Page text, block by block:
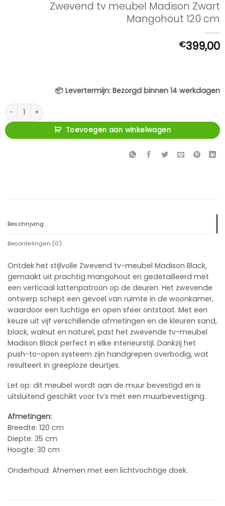
Zwevend tv meubel Madison Zwart
Mangohout 120 cm
€399,00
📦 Levertermijn: Bezorgd binnen 14 werkdagen
Zwevend tv meubel Madison Zwart Mangohout 120 cm aantal
Toevoegen aan winkelwagen
Beschrijving
Beoordelingen (0)
Ontdek het stijlvolle Zwevend tv-meubel Madison Black,
gemaakt uit prachtig mangohout en gedetailleerd met
een verticaal lattenpatroon op de deuren. Het zwevende
ontwerp schept een gevoel van ruimte in de woonkamer,
waardoor een luchtige en open sfeer ontstaat. Met een
keuze uit vijf verschillende afmetingen en de kleuren sand,
black, walnut en naturel, past het zwevende tv-meubel
Madison Black perfect in elke interieurstijl. Dankzij het
push-to-open systeem zijn handgrepen overbodig, wat
resulteert in greeploze deurtjes.
Let op: dit meubel wordt aan de muur bevestigd en is
uitsluitend geschikt voor tv’s met een muurbevestiging.
Afmetingen:
Breedte: 120 cm
Diepte: 35 cm
Hoogte: 30 cm
Onderhoud: Afnemen met een lichtvochtige doek.